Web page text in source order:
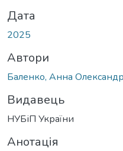
Дата
2025
Автори
Баленко, Анна
Видавець
НУБіП України
Анотація